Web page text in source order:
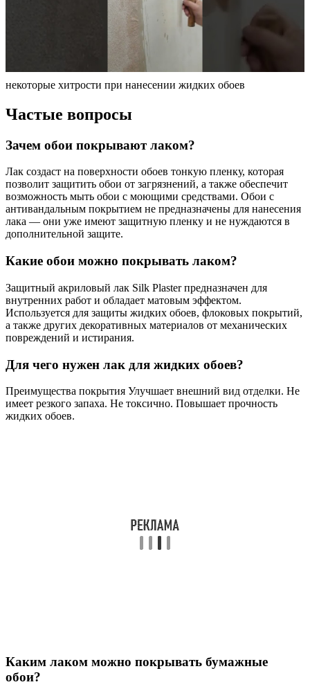
некоторые хитрости при нанесении жидких обоев
Частые вопросы
Зачем обои покрывают лаком?
Лак создаст на поверхности обоев тонкую пленку, которая
позволит защитить обои от загрязнений, а также обеспечит
возможность мыть обои с моющими средствами. Обои с
антивандальным покрытием не предназначены для нанесения
лака — они уже имеют защитную пленку и не нуждаются в
дополнительной защите.
Какие обои можно покрывать лаком?
Защитный акриловый лак Silk Plaster предназначен для
внутренних работ и обладает матовым эффектом.
Используется для защиты жидких обоев, флоковых покрытий,
а также других декоративных материалов от механических
повреждений и истирания.
Для чего нужен лак для жидких обоев?
Преимущества покрытия Улучшает внешний вид отделки. Не
имеет резкого запаха. Не токсично. Повышает прочность
жидких обоев.
Каким лаком можно покрывать бумажные
обои?